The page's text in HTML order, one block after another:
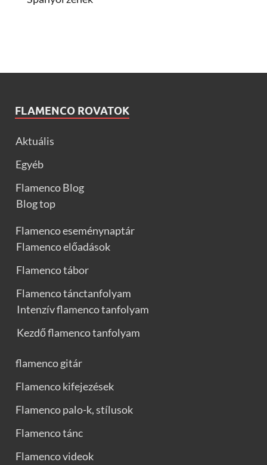
FLAMENCO ROVATOK
Aktuális
Egyéb
Flamenco Blog
Blog top
Flamenco eseménynaptár
Flamenco előadások
Flamenco tábor
Flamenco tánctanfolyam
Intenzív flamenco tanfolyam
Kezdő flamenco tanfolyam
flamenco gitár
Flamenco kifejezések
Flamenco palo-k, stílusok
Flamenco tánc
Flamenco videok